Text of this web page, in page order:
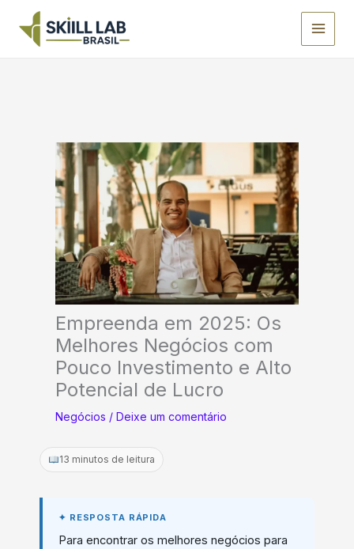
para
Empreenda em 2025: Os
Melhores Negócios com
Pouco Investimento e Alto
Potencial de Lucro
Negócios / Deixe um comentário
13 minutos de leitura
Para encontrar os melhores negócios para